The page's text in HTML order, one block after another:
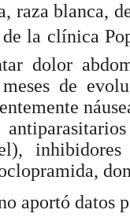
raza blanca,
la clínica
dolor
de
aportó datos